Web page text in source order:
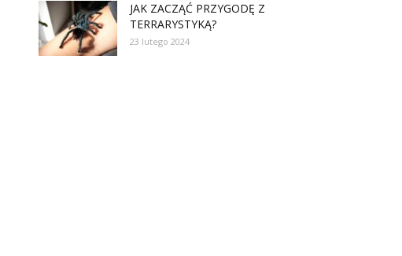
JAK ZACZĄĆ PRZYGODĘ Z
TERRARYSTYKĄ?
23 lutego 2024